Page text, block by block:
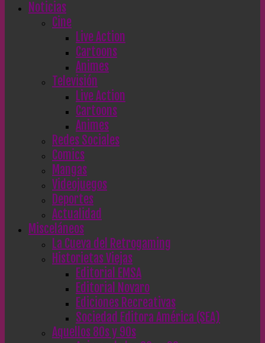
Noticias
Cine
Live Action
Cartoons
Animes
Televisión
Live Action
Cartoons
Animes
Redes Sociales
Comics
Mangas
Videojuegos
Deportes
Actualidad
Misceláneos
La Cueva del Retrogaming
Historietas Viejas
Editorial EMSA
Editorial Novaro
Ediciones Recreativas
Sociedad Editora América (SEA)
Aquellos 80s y 90s